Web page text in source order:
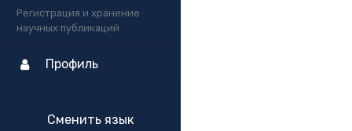
Регистрация и хранение
научных публикаций
Профиль
Сменить язык